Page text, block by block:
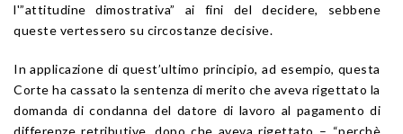
l'”attitudine dimostrativa” ai fini del decidere, sebbene
queste vertessero su circostanze decisive.
In applicazione di quest’ultimo principio, ad esempio, questa
Corte ha cassato la sentenza di merito che aveva rigettato la
domanda di condanna del datore di lavoro al pagamento di
differenze retributive, dopo che aveva rigettato – “perchè